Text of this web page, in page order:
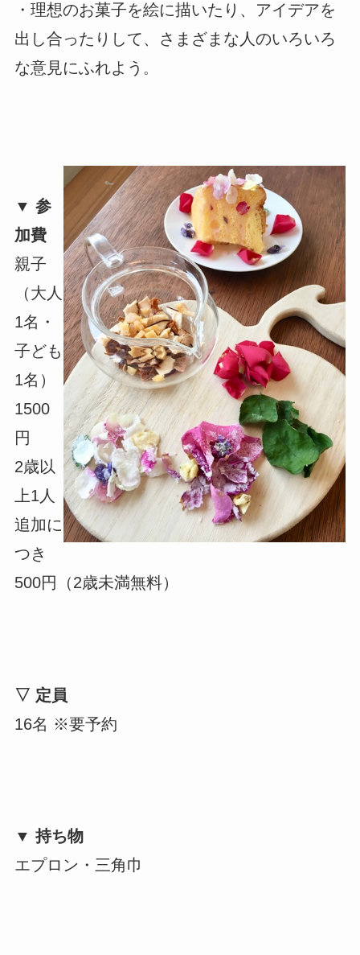
・理想のお菓子を絵に描いたり、アイデアを
出し合ったりして、さまざまな人のいろいろ
な意見にふれよう 。
▼ 参
加費
親子
（大人
1名・
子ども
1名）
1500
円
2歳以
上1人
追加に
つき
500円（2歳未満無料）
▽ 定員
16名 ※要予約
▼ 持ち物
エプロン・三角巾